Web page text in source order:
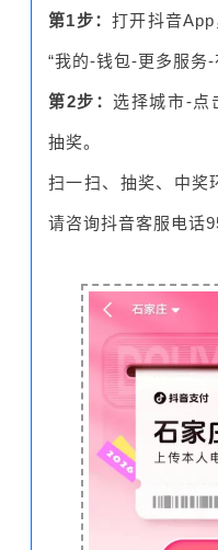
第1步：打开抖音App
“我的-钱包-更多服务-
第2步：选择城市-点
抽奖。
扫一扫、抽奖、中奖
请咨询抖音客服电话